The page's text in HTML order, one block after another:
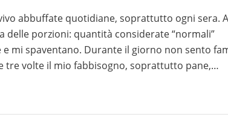
abbuffate quotidiane, soprattutto ogni sera. A
delle porzioni: quantità considerate “normali”
mi spaventano. Durante il giorno non sento
tre volte il mio fabbisogno, soprattutto pane,
paure. Al momento gli unici alimenti che non
20 g di yogurt, a pranzo spesso solo yogurt